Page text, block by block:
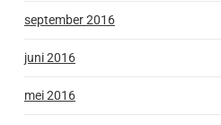
september 2016
juni 2016
mei 2016